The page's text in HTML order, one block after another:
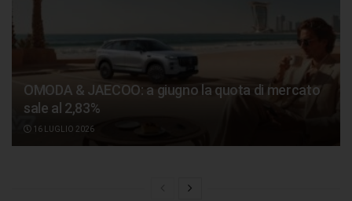
OMODA & JAECOO: a giugno la quota di mercato
sale al 2,83%
16 LUGLIO 2026